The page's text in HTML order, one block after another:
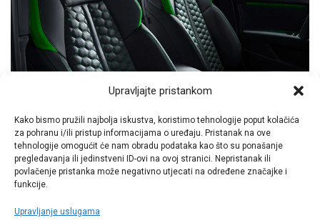
Upravljajte pristankom
Kako bismo pružili najbolja iskustva, koristimo tehnologije poput kolačića
za pohranu i/ili pristup informacijama o uređaju. Pristanak na ove
tehnologije omogućit će nam obradu podataka kao što su ponašanje
pregledavanja ili jedinstveni ID-ovi na ovoj stranici. Nepristanak ili
povlačenje pristanka može negativno utjecati na određene značajke i
funkcije.
Upravljanje uslugama
Bez obzira trebate li dijelove za svoj automobil ili automobil
svoje djevojke, žene ili ljubavnice, iste možete kupiti putem
iznimno popularnog webshopaAuto Krešoili pak fizički u
samoj trgovini. Na raspolaganju imate iznimno široku
ponudaguma,metlica brisača